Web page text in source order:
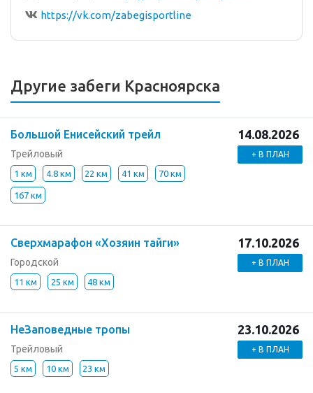
https://vk.com/zabegisportline
Другие забеги Красноярска
Большой Енисейский трейл
Трейловый
1 км 4.8 км 22 км 41 км 70 км
167 км
14.08.2026
+ В ПЛАН
Сверхмарафон «Хозяин тайги»
Городской
11 км 25 км 48 км
17.10.2026
+ В ПЛАН
НеЗаповедные тропы
Трейловый
5 км 10 км 23 км
23.10.2026
+ В ПЛАН